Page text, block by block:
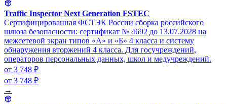
Traffic Inspector Next Generation FSTEC
Сертифицированная ФСТЭК России сборка российского
шлюза безопасности: сертификат № 4692 до 13.07.2028 на
межсетевой экран типов «А» и «Б» 4 класса и систему
обнаружения вторжений 4 класса. Для госучреждений,
операторов персональных данных, школ и медучреждений.
от 3 748 ₽
от 3 748 ₽
→